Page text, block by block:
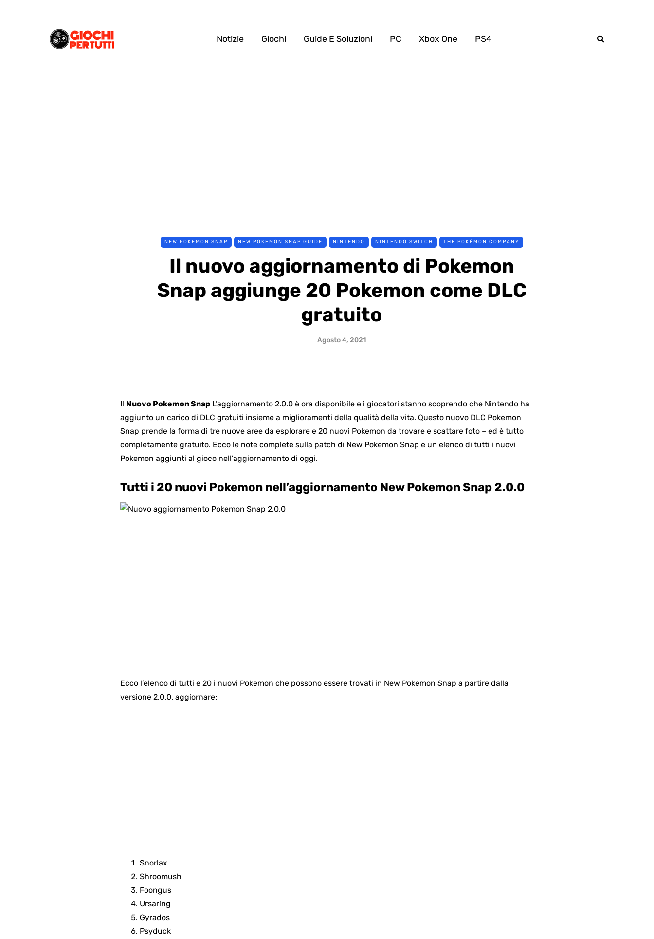
Notizie Giochi Guide E Soluzioni PC Xbox One PS4
NEW POKEMON SNAP NEW POKEMON SNAP GUIDE NINTENDO NINTENDO SWITCH THE POKÉMON COMPANY
Il nuovo aggiornamento di Pokemon
Snap aggiunge 20 Pokemon come DLC
gratuito
Agosto 4, 2021
Il Nuovo Pokemon Snap L’aggiornamento 2.0.0 è ora disponibile e i giocatori stanno scoprendo che Nintendo ha
aggiunto un carico di DLC gratuiti insieme a miglioramenti della qualità della vita. Questo nuovo DLC Pokemon
Snap prende la forma di tre nuove aree da esplorare e 20 nuovi Pokemon da trovare e scattare foto – ed è tutto
completamente gratuito. Ecco le note complete sulla patch di New Pokemon Snap e un elenco di tutti i nuovi
Pokemon aggiunti al gioco nell’aggiornamento di oggi.
Tutti i 20 nuovi Pokemon nell’aggiornamento New Pokemon Snap 2.0.0
Ecco l’elenco di tutti e 20 i nuovi Pokemon che possono essere trovati in New Pokemon Snap a partire dalla
versione 2.0.0. aggiornare:
Snorlax
Shroomush
Foongus
Ursaring
Gyrados
Psyduck